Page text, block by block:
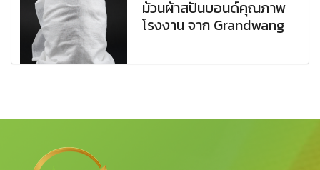
ม้วนผ้าสปันบอนด์คุณภาพ
โรงงาน จาก Grandwang